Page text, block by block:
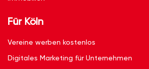
Für Köln
Vereine werben kostenlos
Digitales Marketing für Unternehmen